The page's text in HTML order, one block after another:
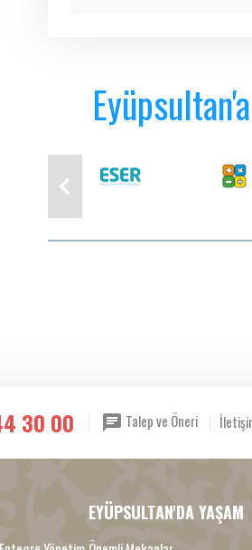
30 00 Talep ve Öneri
EYÜPSULTAN'DA YAŞAM